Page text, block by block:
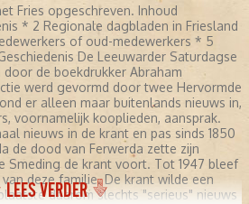
Fries opgeschreven. Inhoud
* 2 Regionale dagbladen in Friesland
of oud-medewerkers * 5
De Leeuwarder Saturdagse
de boekdrukker Abraham
werd gevormd door twee Hervormde
er alleen maar buitenlands nieuws in,
voornamelijk kooplieden, aansprak.
nieuws in de krant en pas sinds 1850
de dood van Ferwerda zette zijn
Smeding de krant voort. Tot 1947 bleef
deze familie. De krant wilde een
daarom slechts "serieus" nieuws
LEES VERDER